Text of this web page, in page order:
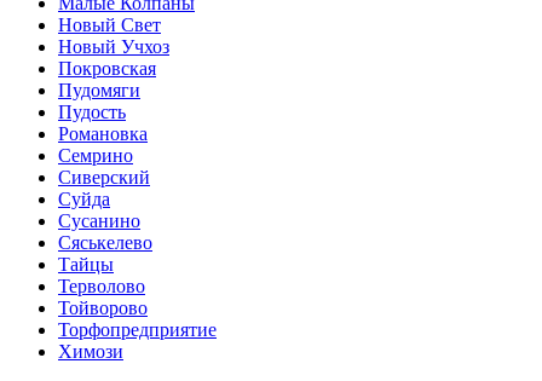
Новый Свет
Новый Учхоз
Покровская
Пудомяги
Пудость
Романовка
Семрино
Сиверский
Суйда
Сусанино
Сяськелево
Тайцы
Терволово
Тойворово
Торфопредприятие
Химози